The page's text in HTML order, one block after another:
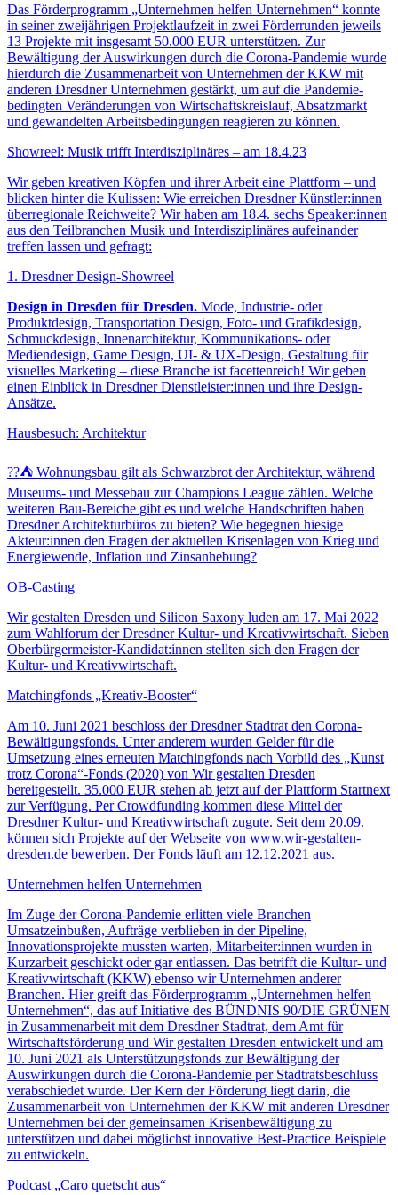
Das Förderprogramm „Unternehmen helfen Unternehmen“ konnte
in seiner zweijährigen Projektlaufzeit in zwei Förderrunden jeweils
13 Projekte mit insgesamt 50.000 EUR unterstützen. Zur
Bewältigung der Auswirkungen durch die Corona-Pandemie wurde
hierdurch die Zusammenarbeit von Unternehmen der KKW mit
anderen Dresdner Unternehmen gestärkt, um auf die Pandemie-
bedingten Veränderungen von Wirtschaftskreislauf, Absatzmarkt
und gewandelten Arbeitsbedingungen reagieren zu können.
Showreel: Musik trifft Interdisziplinäres – am 18.4.23
Wir geben kreativen Köpfen und ihrer Arbeit eine Plattform – und
blicken hinter die Kulissen: Wie erreichen Dresdner Künstler:innen
überregionale Reichweite? Wir haben am 18.4. sechs Speaker:innen
aus den Teilbranchen Musik und Interdisziplinäres aufeinander
treffen lassen und gefragt:
1. Dresdner Design-Showreel
Design in Dresden für Dresden. Mode, Industrie- oder
Produktdesign, Transportation Design, Foto- und Grafikdesign,
Schmuckdesign, Innenarchitektur, Kommunikations- oder
Mediendesign, Game Design, UI- & UX-Design, Gestaltung für
visuelles Marketing – diese Branche ist facettenreich! Wir geben
einen Einblick in Dresdner Dienstleister:innen und ihre Design-
Ansätze.
Hausbesuch: Architektur
?️?️⛺️ Wohnungsbau gilt als Schwarzbrot der Architektur, während
Museums- und Messebau zur Champions League zählen. Welche
weiteren Bau-Bereiche gibt es und welche Handschriften haben
Dresdner Architekturbüros zu bieten? Wie begegnen hiesige
Akteur:innen den Fragen der aktuellen Krisenlagen von Krieg und
Energiewende, Inflation und Zinsanhebung?
OB-Casting
Wir gestalten Dresden und Silicon Saxony luden am 17. Mai 2022
zum Wahlforum der Dresdner Kultur- und Kreativwirtschaft. Sieben
Oberbürgermeister-Kandidat:innen stellten sich den Fragen der
Kultur- und Kreativwirtschaft.
Matchingfonds „Kreativ-Booster“
Am 10. Juni 2021 beschloss der Dresdner Stadtrat den Corona-
Bewältigungsfonds. Unter anderem wurden Gelder für die
Umsetzung eines erneuten Matchingfonds nach Vorbild des „Kunst
trotz Corona“-Fonds (2020) von Wir gestalten Dresden
bereitgestellt. 35.000 EUR stehen ab jetzt auf der Plattform Startnext
zur Verfügung. Per Crowdfunding kommen diese Mittel der
Dresdner Kultur- und Kreativwirtschaft zugute. Seit dem 20.09.
können sich Projekte auf der Webseite von www.wir-gestalten-
dresden.de bewerben. Der Fonds läuft am 12.12.2021 aus.
Unternehmen helfen Unternehmen
Im Zuge der Corona-Pandemie erlitten viele Branchen
Umsatzeinbußen, Aufträge verblieben in der Pipeline,
Innovationsprojekte mussten warten, Mitarbeiter:innen wurden in
Kurzarbeit geschickt oder gar entlassen. Das betrifft die Kultur- und
Kreativwirtschaft (KKW) ebenso wir Unternehmen anderer
Branchen. Hier greift das Förderprogramm „Unternehmen helfen
Unternehmen“, das auf Initiative des BÜNDNIS 90/DIE GRÜNEN
in Zusammenarbeit mit dem Dresdner Stadtrat, dem Amt für
Wirtschaftsförderung und Wir gestalten Dresden entwickelt und am
10. Juni 2021 als Unterstützungsfonds zur Bewältigung der
Auswirkungen durch die Corona-Pandemie per Stadtratsbeschluss
verabschiedet wurde. Der Kern der Förderung liegt darin, die
Zusammenarbeit von Unternehmen der KKW mit anderen Dresdner
Unternehmen bei der gemeinsamen Krisenbewältigung zu
unterstützen und dabei möglichst innovative Best-Practice Beispiele
zu entwickeln.
Podcast „Caro quetscht aus“